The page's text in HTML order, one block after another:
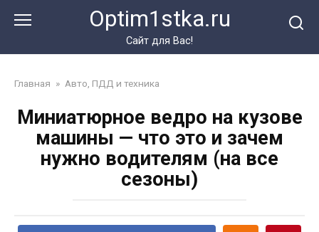
Optim1stka.ru
Сайт для Вас!
Главная » Авто, ПДД и техника
Миниатюрное ведро на кузове
машины — что это и зачем
нужно водителям (на все
сезоны)